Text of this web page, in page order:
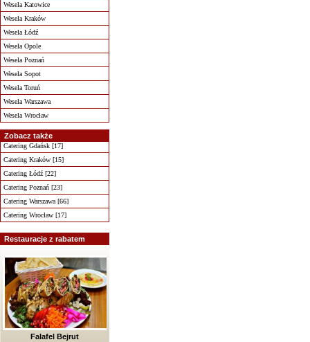
Wesela Katowice
Wesela Kraków
Wesela Łódź
Wesela Opole
Wesela Poznań
Wesela Sopot
Wesela Toruń
Wesela Warszawa
Wesela Wrocław
Zobacz także
Catering Gdańsk [17]
Catering Kraków [15]
Catering Łódź [22]
Catering Poznań [23]
Catering Warszawa [66]
Catering Wrocław [17]
Restauracje z rabatem
Falafel Bejrut